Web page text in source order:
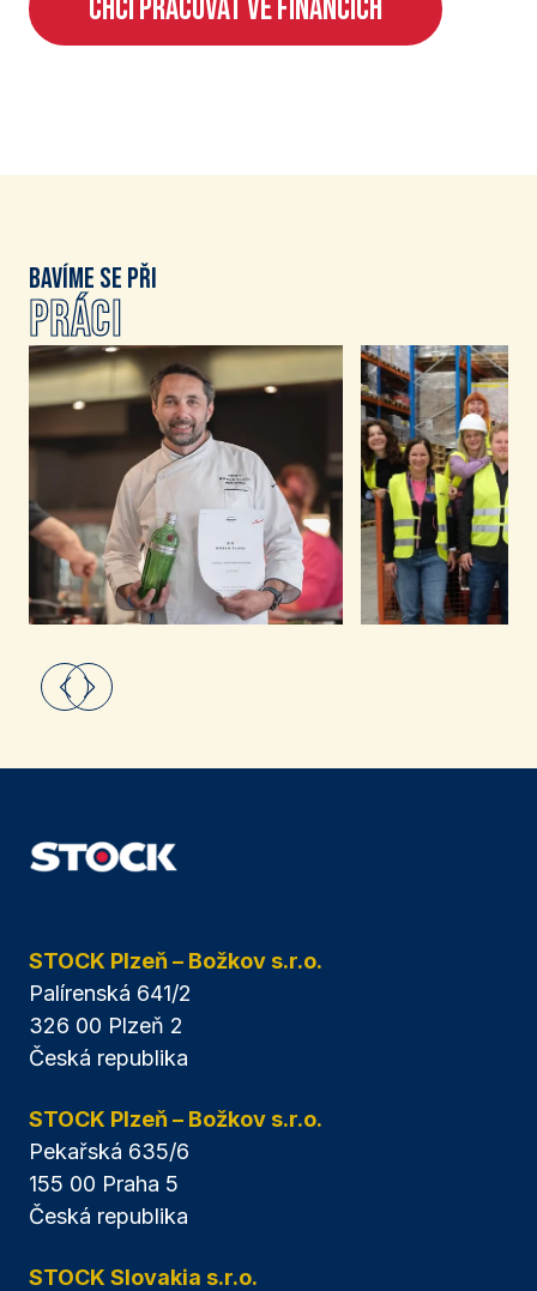
CHCI PRACOVAT VE FINANCÍCH
Bavíme se při
práci
STOCK Plzeň – Božkov s.r.o.
Palírenská 641/2
326 00 Plzeň 2
Česká republika
STOCK Plzeň – Božkov s.r.o.
Pekařská 635/6
155 00 Praha 5
Česká republika
STOCK Slovakia s.r.o.